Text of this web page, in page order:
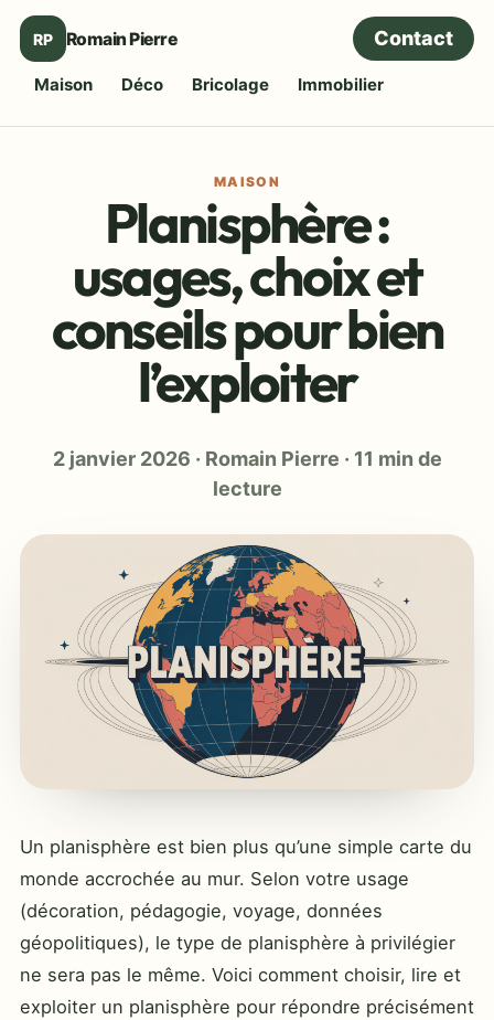
RP Romain Pierre
Maison Déco Bricolage Immobilier
Contact
MAISON
Planisphère :
usages, choix et
conseils pour bien
l’exploiter
2 janvier 2026 · Romain Pierre · 11 min de
lecture
Un planisphère est bien plus qu’une simple carte du
monde accrochée au mur. Selon votre usage
(décoration, pédagogie, voyage, données
géopolitiques), le type de planisphère à privilégier
ne sera pas le même. Voici comment choisir, lire et
exploiter un planisphère pour répondre précisément